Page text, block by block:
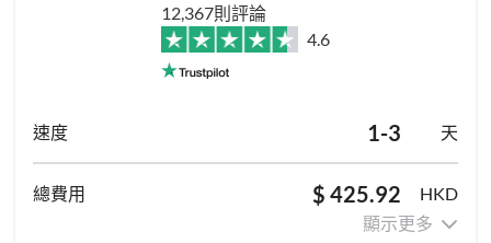
12,367則評論
4.6
1-3 天
$ 425.92
HKD
顯示更多